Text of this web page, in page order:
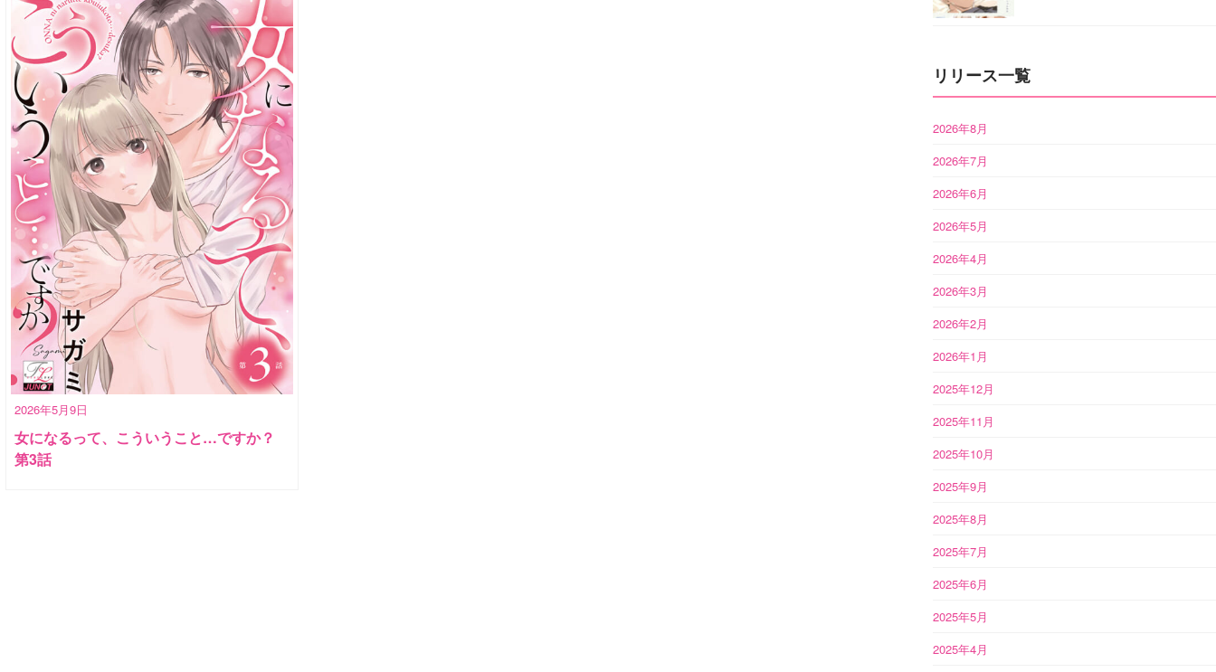
2026年5月9日
女になるって、こういうこと…ですか？
第3話
リリース一覧
2026年8月
2026年7月
2026年6月
2026年5月
2026年4月
2026年3月
2026年2月
2026年1月
2025年12月
2025年11月
2025年10月
2025年9月
2025年8月
2025年7月
2025年6月
2025年5月
2025年4月